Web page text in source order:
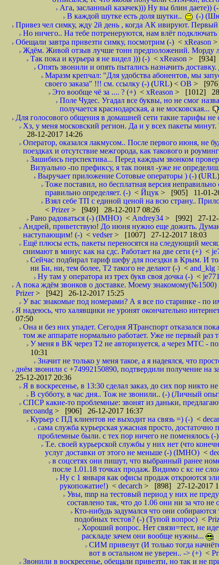
Ага, засланный казачек))) Ну вы блин даете))
В каждой шутке есть доля шутки..
(-)
Привез чел симку, жду 2й день , когда АК ивируют. Первый
Но ничего.. На тебе потренеруются, нам влёт подключать
Обещали завтра привезти симку, посмотрим (-) < xReason
Ждём. Живой отзыв лучше тонн предположений. Морду
Так пока и курьера я не видел ))) (-) < xReason > [934]
Опять звонили и опять пытались назначить
Маразм крепчал: "Для удобства абонентов, мы
своего заказа" !!! см. ссылку (-) (URL) < ОВ >
Это вообще чё за .... ? (+) < xReason > [1012]
Поле Чудес. Угадал все буквы, но не смог
получается краснодарская, а не московская...
Для голосового общения в домашней сети такие тарифы не
Хз, у меня московский регион. Да и у всех пакеты
28-12-2017 14:26
Оператор, оказался лакмусом.. После первого июня, не
поездках и отсутствие межгорода, как такового и
Зашибись перспектива... Перед каждым звонком
Визуально -по префиксу, я так понял -уже не
Выручает приложение Сотовые операторы ) (-) (URL
Тоже поставил, но бесплатная версия
правильно определяет. (-) < Йцук > [905] 11-01-
Взял себе ТП с единой ценой на всю страну..
< Prizer> [949] 28-12-2017 08:26
Рано радоваться (-) (IMHO) < Andrey34 > [992] 27-12-
Андрей, приветствую! До июня нужно еще дожить.
наступающим! (-) < vedser> [1007] 27-12-2017 18:03
Ещё плюсы есть, пакеты переносятся на следующий
снимают в минус как на сдс. Работает на две сети (+) <
Сейчас подбирал тариф шефу для поездки в Крым. И
ни Би, ни, тем более, Т2 такого не делают (-) < and_klg
Ну там у оператора из трех букв своя дочка (-) <
А пока ждём звонков о доставке. Моему знакомому(№1500)
Prizer> [942] 26-12-2017 15:25
У вас знакомые под номерами? А я все по старинке - по
Я надеюсь, что халявщики не уронят окончательно
07:50
Она и без них упадет. Сегодня ЯТранспорт отказался
том же аппарате нормально работает. Уже не первый раз
У меня в ВК через Т2 не авторизуется, а через МТС -
10:31
Значит не только у меня такое, а я надеялся, что
днём звонили с +74992150890, подтвердили получение на
25-12-2017 20:36
Я в воскресенье, в 13:30 сделал заказ, до сих пор никто
В субботу, в час дня.. Тож не звонили.. (-) (Личный
СПСР какие-то проблемные: звонят из даньки,
necoandg > [906] 26-12-2017 16:37
Курьер с ПД клиентов не выходит на связь =) (-) <
сама служба курьерская ужасная просто,
проблемные были. с тех пор ничего не поменялось (-)
Т.е. своей курьерской службы у них нет (что
услуг доставки от этого не меньше (-) (IMHO) <
в соцсетях они пишут, что выбранный ранее
после 1.01.18 точках продаж. Видимо с кс не
Ну с 1 января как офисы продаж откроются
рукопожатие!) < decarch > [898] 27-12-2017
Увы, mnp на тестовый период у них не
составлено так, что до 1.06 они ни за что не
Кто-нибудь задумался что они
подобных тестов? (-) (Тупой вопрос) <
Хороший вопрос. Нет связи=тест, не
раскладе зачем они вообще нужны...
СИМ привезут (И только тогда
вот в остальном не уверен.. -> (+) <
Звонили в воскресенье, обещали привезти, но так и не